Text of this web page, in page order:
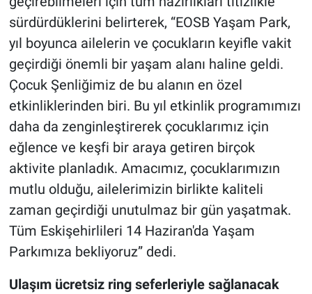
sürdürdüklerini belirterek, “EOSB Yaşam Park,
yıl boyunca ailelerin ve çocukların keyifle vakit
geçirdiği önemli bir yaşam alanı haline geldi.
Çocuk Şenliğimiz de bu alanın en özel
etkinliklerinden biri. Bu yıl etkinlik programımızı
daha da zenginleştirerek çocuklarımız için
eğlence ve keşfi bir araya getiren birçok
aktivite planladık. Amacımız, çocuklarımızın
mutlu olduğu, ailelerimizin birlikte kaliteli
zaman geçirdiği unutulmaz bir gün yaşatmak.
Tüm Eskişehirlileri 14 Haziran'da Yaşam
Parkımıza bekliyoruz” dedi.
Ulaşım ücretsiz ring seferleriyle sağlanacak